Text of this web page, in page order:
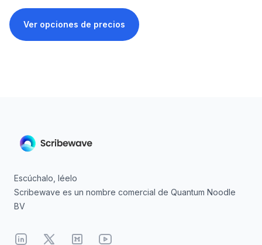
Ver opciones de precios
Escúchalo, léelo
Scribewave es un nombre comercial de Quantum Noodle
BV
Linkedin
X MediumYouTube